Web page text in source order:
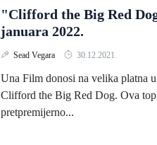
"Clifford the Big Red
januara 2022.
Sead Vegara 30.12.2021.
Una Film donosi na velika platna
Clifford the Big Red Dog. Ova
pretpremijerno...